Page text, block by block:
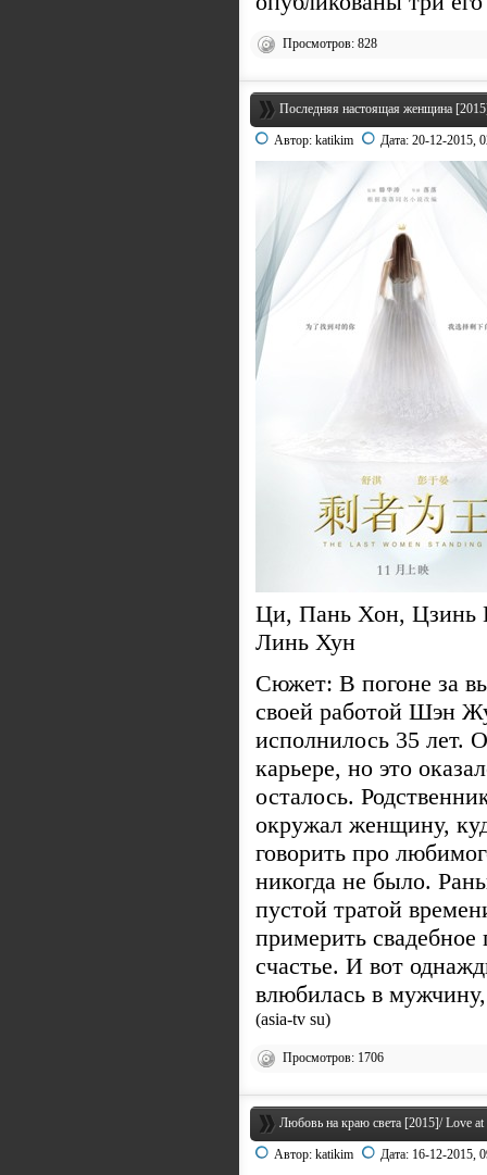
Просмотров: 828
Последняя настоящая женщина
Автор: katikim Дата: 20-12-2015,
Ци, Пань Хон, Цзинь
Линь Хун
Сюжет: В погоне за
своей работой Шэн
исполнилось 35 лет.
карьере, но это
осталось.
окружал женщину,
говорить про
никогда не было.
пустой тратой
примерить свадебное
счастье. И вот
влюбилась в
(asia-tv su)
Просмотров: 1706
Любовь на краю света [2015]/ Love
Автор: katikim Дата: 16-12-2015,